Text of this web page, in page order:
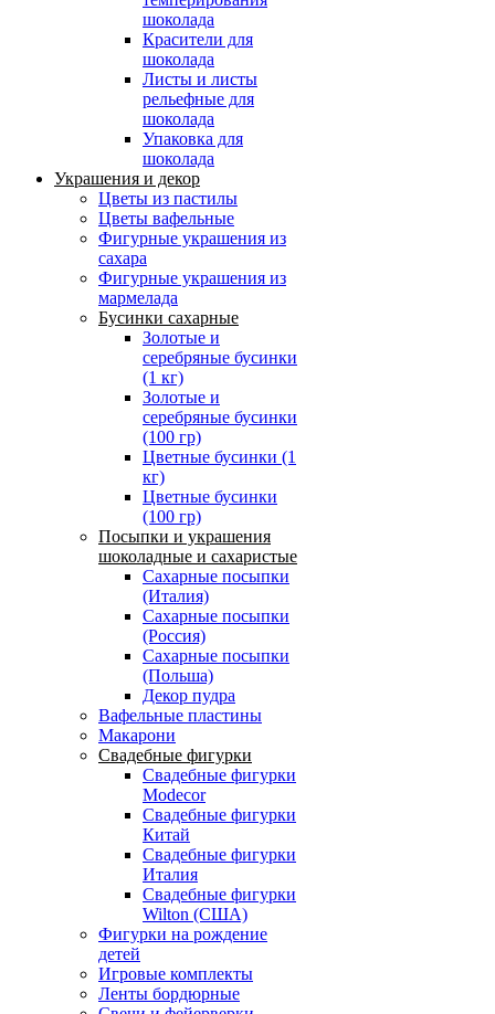
шоколада
Красители для
шоколада
Листы и листы
рельефные для
шоколада
Упаковка для
шоколада
Украшения и декор
Цветы из пастилы
Цветы вафельные
Фигурные украшения из
сахара
Фигурные украшения из
мармелада
Бусинки сахарные
Золотые и
серебряные бусинки
(1 кг)
Золотые и
серебряные бусинки
(100 гр)
Цветные бусинки (1
кг)
Цветные бусинки
(100 гр)
Посыпки и украшения
шоколадные и сахаристые
Сахарные посыпки
(Италия)
Сахарные посыпки
(Россия)
Сахарные посыпки
(Польша)
Декор пудра
Вафельные пластины
Макарони
Свадебные фигурки
Свадебные фигурки
Modecor
Свадебные фигурки
Китай
Свадебные фигурки
Италия
Свадебные фигурки
Wilton (США)
Фигурки на рождение
детей
Игровые комплекты
Ленты бордюрные